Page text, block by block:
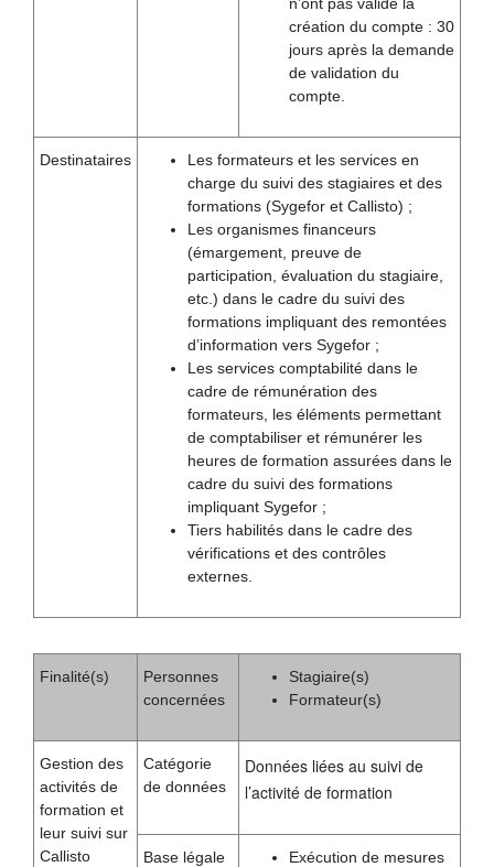
création du compte : 30
jours après la demande
de validation du
compte.
Destinataires
Les formateurs et les services en
charge du suivi des stagiaires et des
formations (Sygefor et Callisto) ;
Les organismes financeurs
(émargement, preuve de
participation, évaluation du stagiaire,
etc.) dans le cadre du suivi des
formations impliquant des remontées
d’information vers Sygefor ;
Les services comptabilité dans le
cadre de rémunération des
formateurs, les éléments permettant
de comptabiliser et rémunérer les
heures de formation assurées dans le
cadre du suivi des formations
impliquant Sygefor ;
Tiers habilités dans le cadre des
vérifications et des contrôles
externes.
Finalité(s)
Personnes
concernées
Stagiaire(s)
Formateur(s)
Gestion des
activités de
formation et
leur suivi sur
Callisto
Catégorie
de données
Données liées au suivi de
l’activité de formation
Base légale
Exécution de mesures